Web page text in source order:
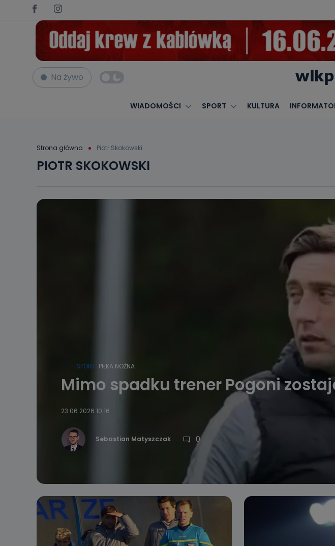
Na żywo
WIADOMOŚCI SPORT KULTURA
Strona główna Piotr Skokowski
PIOTR SKOKOWSKI
SPORT PIŁKA NOŻNA
Mimo spadku trener Pogoni
23.06.2026 10:16
Sebastian Matyszczak 0